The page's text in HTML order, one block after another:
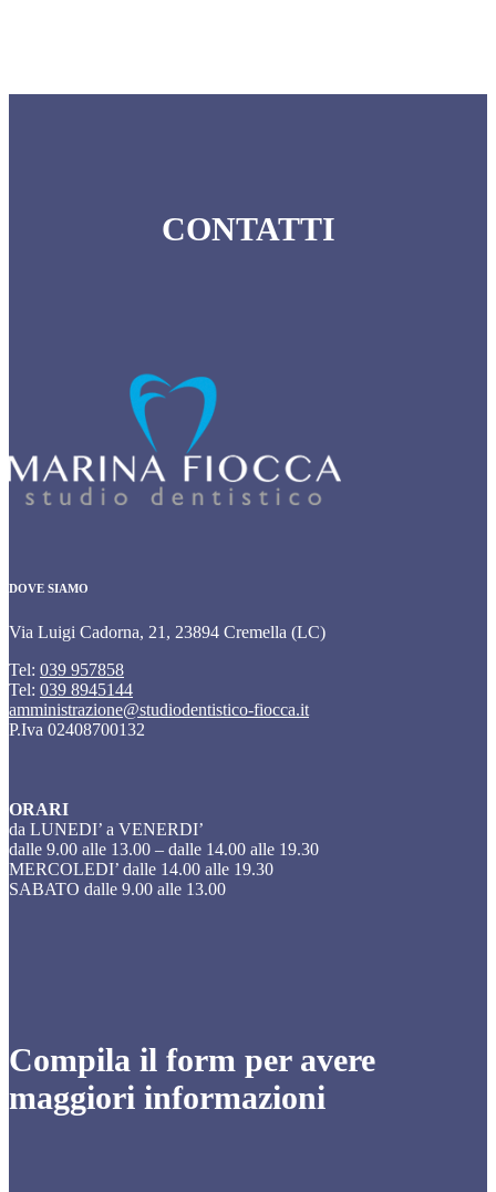
CONTATTI
DOVE SIAMO
Via Luigi Cadorna, 21, 23894 Cremella (LC)
Tel: 039 957858
Tel: 039 8945144
amministrazione@studiodentistico-fiocca.it
P.Iva 02408700132
ORARI
da LUNEDI’ a VENERDI’
dalle 9.00 alle 13.00 – dalle 14.00 alle 19.30
MERCOLEDI’ dalle 14.00 alle 19.30
SABATO dalle 9.00 alle 13.00
Compila il form per avere
maggiori informazioni